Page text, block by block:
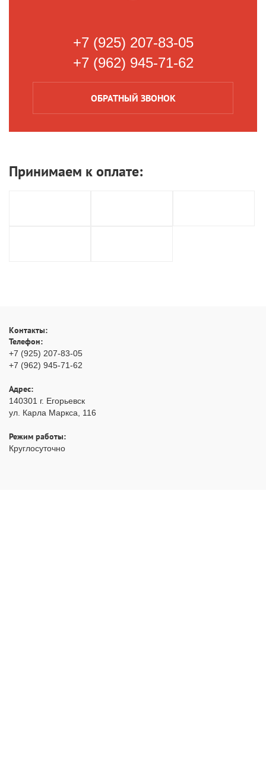
+7 (925) 207-83-05
+7 (962) 945-71-62
ОБРАТНЫЙ ЗВОНОК
Принимаем коплате:
Контакты:
Телефон:
+7 (925) 207-83-05
+7 (962) 945-71-62
Адрес:
140301 г. Егорьевск
ул. Карла Маркса, 116
Режим работы:
Круглосуточно